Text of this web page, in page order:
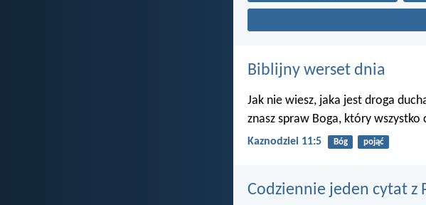
Biblijny werset dnia
Jak nie wiesz, jaka jest droga
znasz spraw Boga, który wszystko
Kaznodziei 11:5 Bóg pojąć
Codziennie jeden cytat z